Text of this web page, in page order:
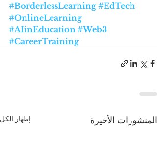
#BorderlessLearning #EdTech
#OnlineLearning
#AIinEducation #Web3
#CareerTraining
المنشورات الأخيرة إظهار الكل